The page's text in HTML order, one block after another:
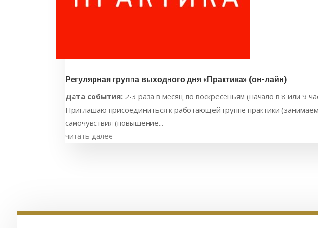
Регулярная группа выходного дня «Практика» (он-лайн)
Дата события: 2-3 раза в месяц по воскресеньям (начало в 8 или 9
Приглашаю присоединиться к работающей группе практики
самочувствия (повышение...
читать далее